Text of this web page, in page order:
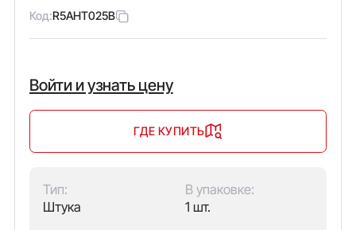
Код:R5AHT025B
Войти и узнать цену
ГДЕ КУПИТЬ
Тип:
Штука
В упаковке:
1 шт.